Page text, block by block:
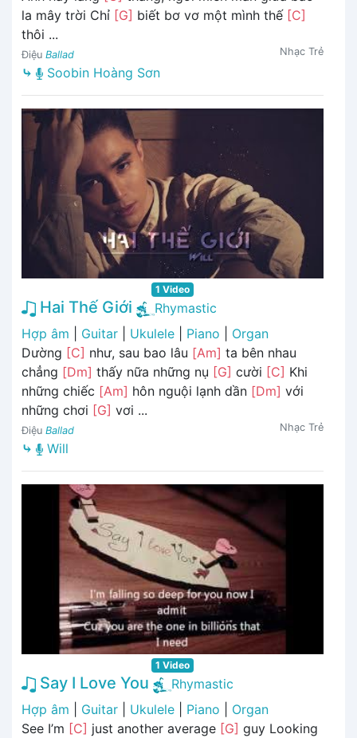
la mây trời Chỉ [G] biết bơ vơ một mình thế [C]
thôi ...
Điệu Ballad Nhạc Trẻ
⤷ Soobin Hoàng Sơn
1 Video
Hai Thế Giới
Rhymastic
Hợp âm
Guitar Ukulele Piano
Organ
Dường [C] như, sau bao lâu [Am] ta bên nhau
chẳng [Dm] thấy nữa những nụ [G] cười [C] Khi
những chiếc [Am] hôn nguội lạnh dần [Dm] với
những chơi [G] vơi ...
Điệu Ballad Nhạc Trẻ
⤷ Will
1 Video
Say I Love You
Rhymastic
Hợp âm
Guitar Ukulele Piano
Organ
See I’m [C] just another average [G] guy Looking